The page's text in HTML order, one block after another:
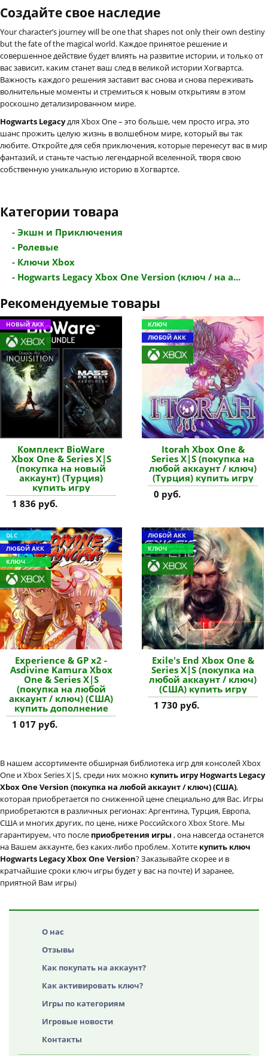
Создайте свое наследие
Your character’s journey will be one that shapes not only their own destiny
but the fate of the magical world. Каждое принятое решение и
совершенное действие будет влиять на развитие истории, и только от
вас зависит, каким станет ваш след в великой истории Хогвартса.
Важность каждого решения заставит вас снова и снова переживать
волнительные моменты и стремиться к новым открытиям в этом
роскошно детализированном мире.
Hogwarts Legacyдля Xbox One – это больше, чем просто игра, это
шанс прожить целую жизнь в волшебном мире, который вы так
любите. Откройте для себя приключения, которые перенесут вас в мир
фантазий, и станьте частью легендарной вселенной, творя свою
собственную уникальную историю в Хогвартсе.
Категории товара
- Экшн и Приключения
- Ролевые
- Ключи Xbox
- Hogwarts Legacy Xbox One Version (ключ / на а...
Рекомендуемые товары
НОВЫЙ АКК
Комплект BioWare
Xbox One & Series X|S
(покупка на новый
аккаунт) (Турция)
купить игру
1 836 руб.
КЛЮЧ
ЛЮБОЙ АКК
Itorah Xbox One &
Series X|S (покупка на
любой аккаунт / ключ)
(Турция) купить игру
0 руб.
DLC
ЛЮБОЙ АКК
КЛЮЧ
Experience & GP x2 -
Asdivine Kamura Xbox
One & Series X|S
(покупка на любой
аккаунт / ключ) (США)
купить дополнение
1 017 руб.
ЛЮБОЙ АКК
КЛЮЧ
Exile's End Xbox One &
Series X|S (покупка на
любой аккаунт / ключ)
(США) купить игру
1 730 руб.
В нашем ассортименте обширная библиотека игр для консолей Xbox
One и Xbox Series X|S, среди них можно купить игру Hogwarts Legacy
Xbox One Version (покупка на любой аккаунт / ключ) (США),
которая приобретается по сниженной цене специально для Вас. Игры
приобретаются в различных регионах: Аргентина, Турция, Европа,
США и многих других, по цене, ниже Российского Xbox Store. Мы
гарантируем, что после приобретения игры , она навсегда останется
на Вашем аккаунте, без каких-либо проблем. Хотите купить ключ
Hogwarts Legacy Xbox One Version? Заказывайте скорее и в
кратчайшие сроки ключ игры будет у вас на почте) И заранее,
приятной Вам игры)
О нас
Отзывы
Как покупать на аккаунт?
Как активировать ключ?
Игры по категориям
Игровые новости
Контакты